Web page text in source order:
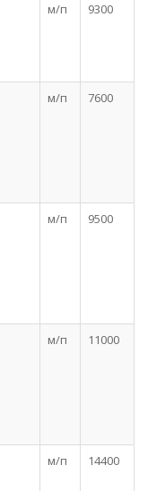
м/п 9300
м/п 7600
м/п 9500
м/п 11000
м/п 14400